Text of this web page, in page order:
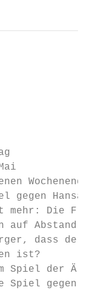
Wochenende
gegen Hansa
mehr: Die
auf
dass der
ist?
Spiel der
Spiel gegen